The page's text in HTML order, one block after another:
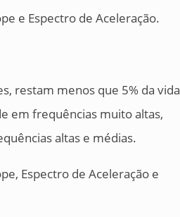
e Espectro de Aceleração.
restam menos que 5% da vida
em frequências muito altas,
altas e médias.
Espectro de Aceleração e